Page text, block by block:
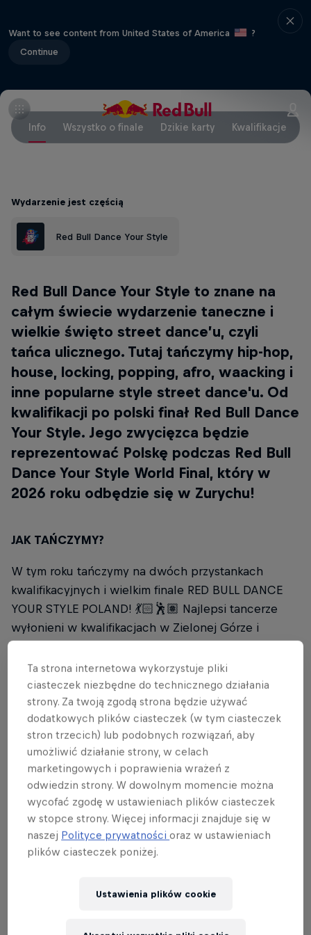
Want to see content from United States of America
?
Continue
Info Wszystko o finale Dzikie karty Kwalifikacje
Wydarzenie jest częścią
Red Bull Dance Your Style
Red Bull Dance Your Style to znane na
całym świecie wydarzenie taneczne i
wielkie święto street dance’u, czyli
tańca ulicznego. Tutaj tańczymy hip-hop,
house, locking, popping, afro, waacking i
inne popularne style street dance'u. Od
kwalifikacji po polski finał Red Bull Dance
Your Style. Jego zwycięzca będzie
reprezentować Polskę podczas Red Bull
Dance Your Style World Final, który w
2026 roku odbędzie się w Zurychu!
JAK TAŃCZYMY?
W tym roku tańczymy na dwóch przystankach
kwalifikacyjnych i wielkim finale RED BULL DANCE
YOUR STYLE POLAND! 💃🏻🕺🏽 Najlepsi tancerze
wyłonieni w kwalifikacjach w Zielonej Górze i
krajowym finale, którego miejsce ogłosimy już
wkrótce. Nie tańczysz? To przyjdź i kibicuj na żywo!
Tutaj to widownia decyduje, kto wygrywa!
DROGA DO FINAŁU
👉 I kwalifikacje:
23 maja, Zielona Góra, w ramach
Tancbuda Challenge -ZOBACZ FOTORELACJĘ
👉 II kwalifikacje:
20 czerwca, Warszawa, Cud nad
Wisłą -ZOBACZ FOTORELACJĘ
Podgórski. Dla publiczności: wstęp wolny
Ta strona internetowa wykorzystuje pliki
ciasteczek niezbędne do technicznego działania
strony. Za twoją zgodą strona będzie używać
dodatkowych plików ciasteczek (w tym ciasteczek
stron trzecich) lub podobnych rozwiązań, aby
umożliwić działanie strony, w celach
marketingowych i poprawienia wrażeń z
odwiedzin strony. W dowolnym momencie można
wycofać zgodę w ustawieniach plików ciasteczek
w stopce strony. Więcej informacji znajduje się w
naszej Polityce prywatnościoraz w ustawieniach
plików ciasteczek poniżej.
Ustawienia plików cookie